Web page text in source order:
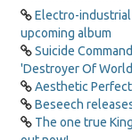
Electro-
upcoming album
Suicide
'Destroyer Of
Aesthetic
Beseech
The one true